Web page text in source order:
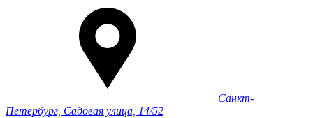
Санкт-
Петербург, Садовая улица, 14/52